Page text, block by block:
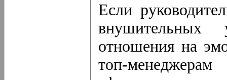
Если
внушительных
отношения на
топ-